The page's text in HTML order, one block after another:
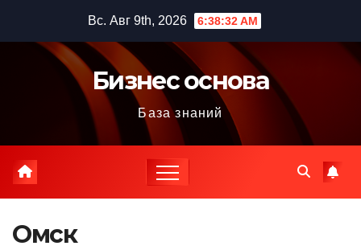
содержимому
Вс. Авг 9th, 2026 6:38:34 AM
Бизнес основа
База знаний
Омск